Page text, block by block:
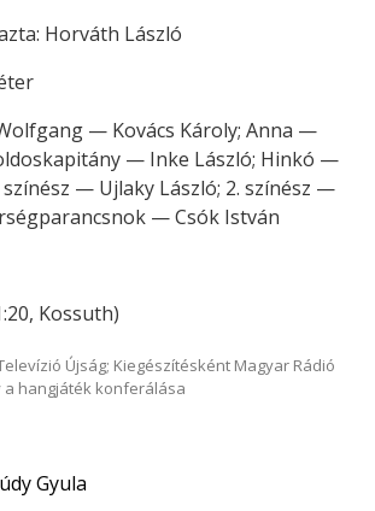
Horváth László
— Kovács Károly; Anna —
— Inke László; Hinkó —
színész — Ujlaky László; 2. színész —
— Csók István
Kossuth)
Újság; Kiegészítésként Magyar Rádió
hangjáték konferálása
Gyula